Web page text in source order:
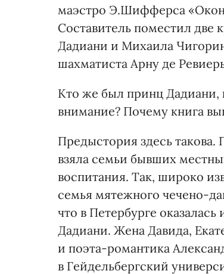
маэстро Э.Шифферса
Составитель поместил две
Дадиани и Михаила
шахматиста Арну де
Кто же был принц Дадиани,
внимание? Почему книга
Предыстория здесь такова.
взяла семьи бывших
воспитания. Так, широко
семья мятежного чечено-
что в Петербурге
Дадиани. Жена Давида,
и поэта-романтика
в Гейдельбергский